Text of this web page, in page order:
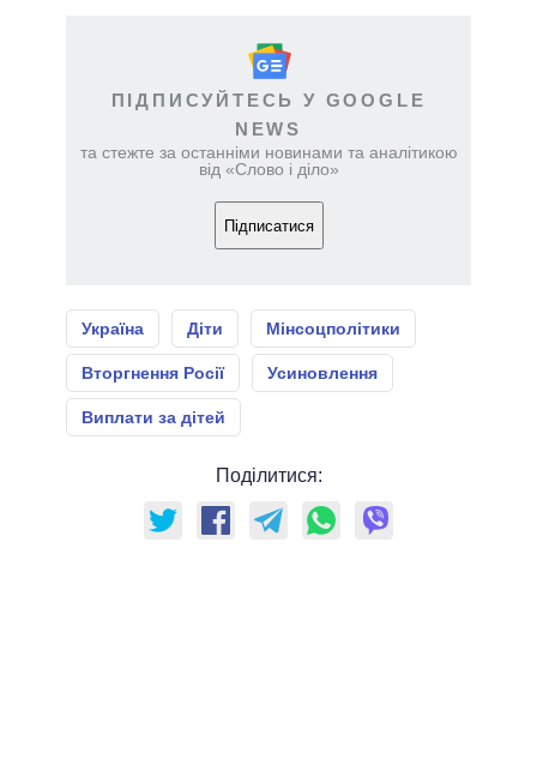
ПІДПИСУЙТЕСЬ У GOOGLE
NEWS
та стежте за останніми новинами та аналітикою
від «Слово і діло»
Підписатися
Україна Діти Мінсоцполітики
Вторгнення Росії Усиновлення
Виплати за дітей
Поділитися: